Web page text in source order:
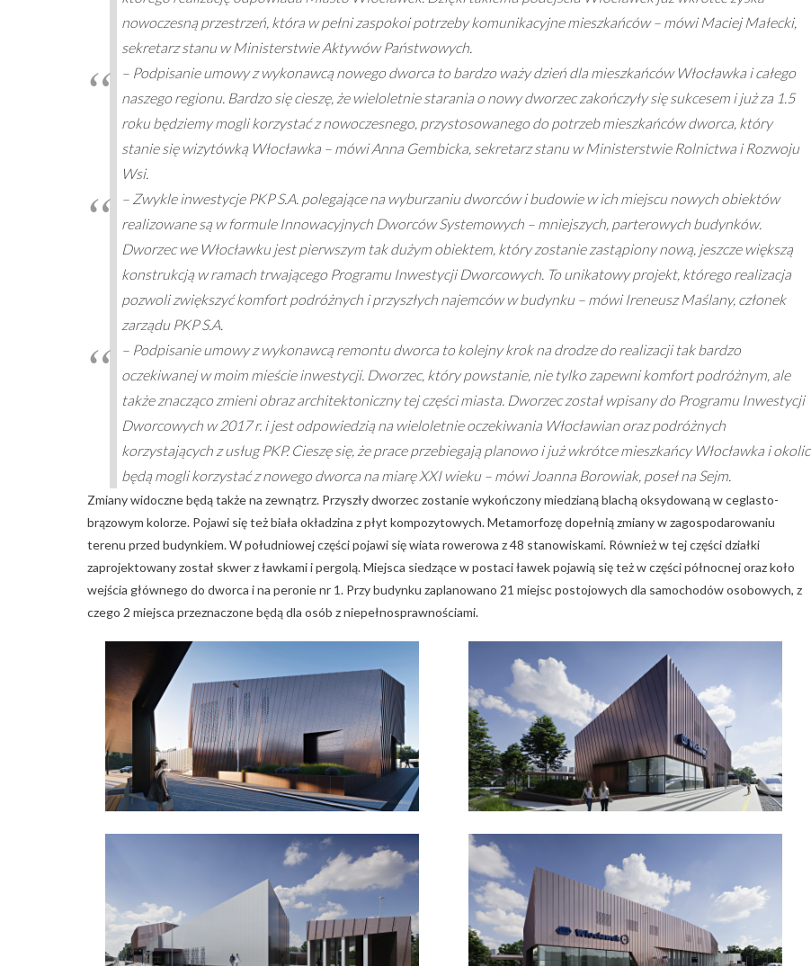
nowoczesną przestrzeń, która w pełni zaspokoi potrzeby komunikacyjne mieszkańców– mówi Maciej Małecki,
sekretarz stanu w Ministerstwie Aktywów Państwowych.
– Podpisanie umowy z wykonawcą nowego dworca to bardzo waży dzień dla mieszkańców Włocławka i całego
naszego regionu. Bardzo się cieszę, że wieloletnie starania o nowy dworzec zakończyły się sukcesem i już za 1.5
roku będziemy mogli korzystać z nowoczesnego, przystosowanego do potrzeb mieszkańców dworca, który
stanie się wizytówką Włocławka – mówi Anna Gembicka, sekretarz stanu w Ministerstwie Rolnictwa i Rozwoju
Wsi.
– Zwykle inwestycje PKP S.A. polegające na wyburzaniu dworców i budowie w ich miejscu nowych obiektów
realizowane są w formule Innowacyjnych Dworców Systemowych – mniejszych, parterowych budynków.
Dworzec we Włocławku jest pierwszym tak dużym obiektem, który zostanie zastąpiony nową, jeszcze większą
konstrukcją w ramach trwającego Programu Inwestycji Dworcowych. To unikatowy projekt, którego realizacja
pozwoli zwiększyć komfort podróżnych i przyszłych najemców w budynku– mówi Ireneusz Maślany, członek
zarządu PKP S.A.
– Podpisanie umowy z wykonawcą remontu dworca to kolejny krok na drodze do realizacji tak bardzo
oczekiwanej w moim mieście inwestycji. Dworzec, który powstanie, nie tylko zapewni komfort podróżnym, ale
także znacząco zmieni obraz architektoniczny tej części miasta. Dworzec został wpisany do Programu Inwestycji
Dworcowych w 2017 r. i jest odpowiedzią na wieloletnie oczekiwania Włocławian oraz podróżnych
korzystających z usług PKP. Cieszę się, że prace przebiegają planowo i już wkrótce mieszkańcy Włocławka i okolic
będą mogli korzystać z nowego dworca na miarę XXI wieku– mówi Joanna Borowiak, poseł na Sejm.
Zmiany widoczne będą także na zewnątrz. Przyszły dworzec zostanie wykończony miedzianą blachą oksydowaną w ceglasto-
brązowym kolorze. Pojawi się też biała okładzina z płyt kompozytowych. Metamorfozę dopełnią zmiany w zagospodarowaniu
terenu przed budynkiem. W południowej części pojawi się wiata rowerowa z 48 stanowiskami. Również w tej części działki
zaprojektowany został skwer z ławkami i pergolą. Miejsca siedzące w postaci ławek pojawią się też w części północnej oraz koło
wejścia głównego do dworca i na peronie nr 1. Przy budynku zaplanowano 21 miejsc postojowych dla samochodów osobowych, z
czego 2 miejsca przeznaczone będą dla osób z niepełnosprawnościami.